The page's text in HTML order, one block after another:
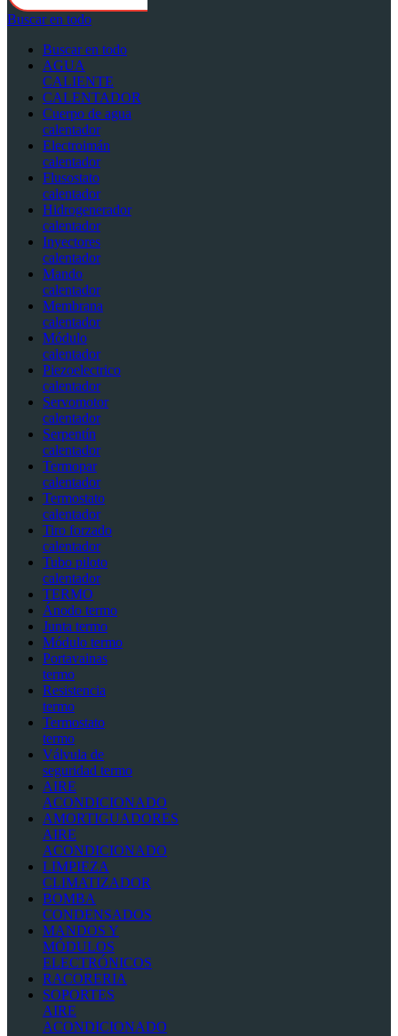
Buscar en todo
Buscar en todo
AGUA
CALIENTE
CALENTADOR
Cuerpo de agua
calentador
Electroimán
calentador
Flusostato
calentador
Hidrogenerador
calentador
Inyectores
calentador
Mando
calentador
Membrana
calentador
Módulo
calentador
Piezoelectrico
calentador
Servomotor
calentador
Serpentín
calentador
Termopar
calentador
Termostato
calentador
Tiro forzado
calentador
Tubo piloto
calentador
TERMO
Ánodo termo
Junta termo
Módulo termo
Portavainas
termo
Resistencia
termo
Termostato
termo
Válvula de
seguridad termo
AIRE
ACONDICIONADO
AMORTIGUADORES
AIRE
ACONDICIONADO
LIMPIEZA
CLIMATIZADOR
BOMBA
CONDENSADOS
MANDOS Y
MÓDULOS
ELECTRÓNICOS
RACORERIA
SOPORTES
AIRE
ACONDICIONADO